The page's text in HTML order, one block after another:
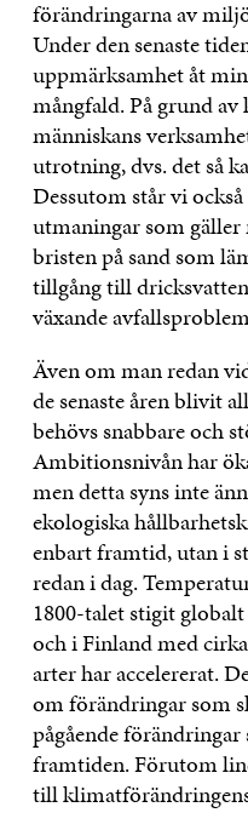
förändringarna av
Under den senaste
uppmärksamhet åt
mångfald. På grund
människans
utrotning, dvs. det så
Dessutom står vi
utmaningar som
bristen på sand som
tillgång till
växande
Även om man redan
de senaste åren blivit
behövs snabbare och
Ambitionsnivån har
men detta syns inte
ekologiska
enbart framtid, utan i
redan i dag.
1800-talet stigit
och i Finland med
arter har accelererat.
om förändringar som
pågående
framtiden. Förutom
till